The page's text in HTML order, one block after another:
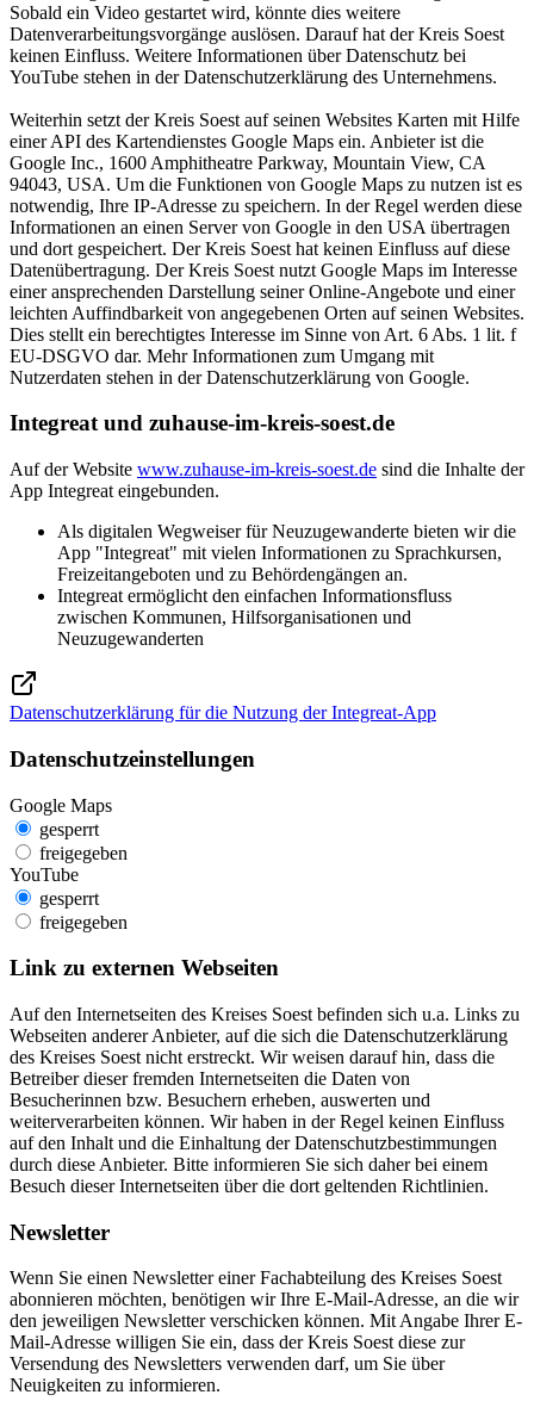
Sobald ein Video gestartet wird, könnte dies weitere
Datenverarbeitungsvorgänge auslösen. Darauf hat der Kreis Soest
keinen Einfluss. Weitere Informationen über Datenschutz bei
YouTube stehen in der Datenschutzerklärung des Unternehmens.
Weiterhin setzt der Kreis Soest auf seinen Websites Karten mit Hilfe
einer API des Kartendienstes Google Maps ein. Anbieter ist die
Google Inc., 1600 Amphitheatre Parkway, Mountain View, CA
94043, USA. Um die Funktionen von Google Maps zu nutzen ist es
notwendig, Ihre IP-Adresse zu speichern. In der Regel werden diese
Informationen an einen Server von Google in den USA übertragen
und dort gespeichert. Der Kreis Soest hat keinen Einfluss auf diese
Datenübertragung. Der Kreis Soest nutzt Google Maps im Interesse
einer ansprechenden Darstellung seiner Online-Angebote und einer
leichten Auffindbarkeit von angegebenen Orten auf seinen Websites.
Dies stellt ein berechtigtes Interesse im Sinne von Art. 6 Abs. 1 lit. f
EU-DSGVO dar. Mehr Informationen zum Umgang mit
Nutzerdaten stehen in der Datenschutzerklärung von Google.
Integreat und zuhause-im-kreis-soest.de
Auf der Website www.zuhause-im-kreis-soest.de sind die Inhalte der
App Integreat eingebunden.
Als digitalen Wegweiser für Neuzugewanderte bieten wir die
App "Integreat" mit vielen Informationen zu Sprachkursen,
Freizeitangeboten und zu Behördengängen an.
Integreat ermöglicht den einfachen Informationsfluss
zwischen Kommunen, Hilfsorganisationen und
Neuzugewanderten
Datenschutzerklärung für die Nutzung der Integreat-App
Datenschutzeinstellungen
Google Maps
gesperrt
freigegeben
YouTube
gesperrt
freigegeben
Link zu externen Webseiten
Auf den Internetseiten des Kreises Soest befinden sich u.a. Links zu
Webseiten anderer Anbieter, auf die sich die Datenschutzerklärung
des Kreises Soest nicht erstreckt. Wir weisen darauf hin, dass die
Betreiber dieser fremden Internetseiten die Daten von
Besucherinnen bzw. Besuchern erheben, auswerten und
weiterverarbeiten können. Wir haben in der Regel keinen Einfluss
auf den Inhalt und die Einhaltung der Datenschutzbestimmungen
durch diese Anbieter. Bitte informieren Sie sich daher bei einem
Besuch dieser Internetseiten über die dort geltenden Richtlinien.
Newsletter
Wenn Sie einen Newsletter einer Fachabteilung des Kreises Soest
abonnieren möchten, benötigen wir Ihre E-Mail-Adresse, an die wir
den jeweiligen Newsletter verschicken können. Mit Angabe Ihrer E-
Mail-Adresse willigen Sie ein, dass der Kreis Soest diese zur
Versendung des Newsletters verwenden darf, um Sie über
Neuigkeiten zu informieren.